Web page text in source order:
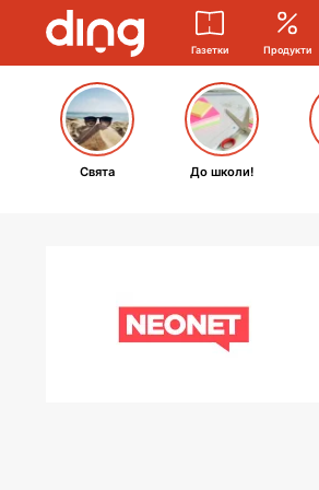
Газетки Продукти
Свята До школи!